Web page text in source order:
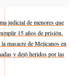
judicial de menores que
15 años de prisión.
masacre de Mejicanos en
y dejó heridos por las